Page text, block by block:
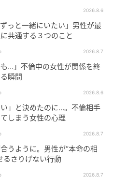
2026.8.6
ずっと一緒にいたい」男性が最
共通する３つのこと
2026.8.7
も…」不倫中の女性が関係を終
瞬間
2026.8.6
い」と決めたのに…。不倫相手
しまう女性の心理
2026.8.7
うように。男性が“本命の相
るさりげない行動
2026.8.7